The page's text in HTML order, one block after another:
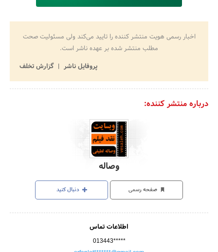
اخبار رسمی هویت منتشر کننده را تایید می‌کند ولی مسئولیت صحت
مطلب منتشر شده بر عهده ناشر است.
پروفایل ناشر
گزارش تخلف
درباره منتشر کننده:
وصاله
صفحه رسمی دنبال کنید
اطلاعات تماس
013443*****